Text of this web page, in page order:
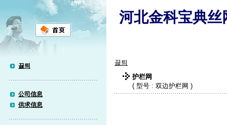
끓틔
公司信息
供求信息
河北金科宝典丝
끓틔
护栏网
( 型号 : 双边护栏网 )